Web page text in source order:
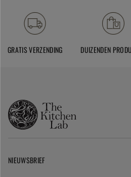
GRATIS VERZENDING DUIZENDEN
NIEUWSBRIEF